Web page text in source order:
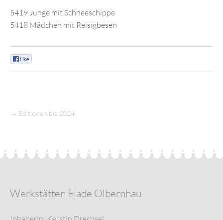
5419 Junge mit Schneeschippe
5418 Mädchen mit Reisigbesen
→ Editionen bis 2024
Werkstätten Flade Olbernhau